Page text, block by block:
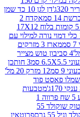
דן לגן 10 כד שמן
אקדח 2
סביבון 5 קומות בלוח 17X12
למילוי עם
מארז 3 מזרקים
מצייר
3 חותכן
12 מזרק 20 מל'
מטבע 5 שח פרווה 1
פרוטאין פרו-חטיף חלבון טבעוני בטעם פיסטוק שוקולד 55
פרוטאין